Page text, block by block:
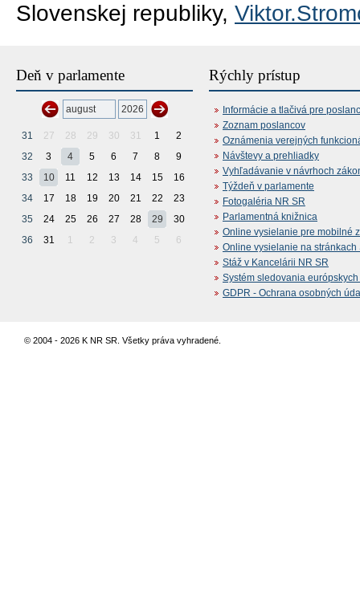
Slovenskej republiky,
Deň v parlamente
31 27 28 29 30 31 1
2
32
3 4 5 6 7 8
9
33
10 11 12 13 14 15
16
34
17 18 19 20 21 22
23
35
24 25 26 27 28 29
30
36
31 1 2 3 4 5 6
Rýchly prístup
Informácie a tlačivá pre
Zoznam poslancov
Oznámenia verejných
Návštevy a prehliadky
Vyhľadávanie v návrhoch
Týždeň v parlamente
Fotogaléria NR SR
Parlamentná knižnica
Online vysielanie pre mobilné
Online vysielanie na stránkach
Stáž v Kancelárii NR SR
Systém sledovania
GDPR - Ochrana osobných
© 2004 - 2026 K NR SR. Všetky práva vyhradené.